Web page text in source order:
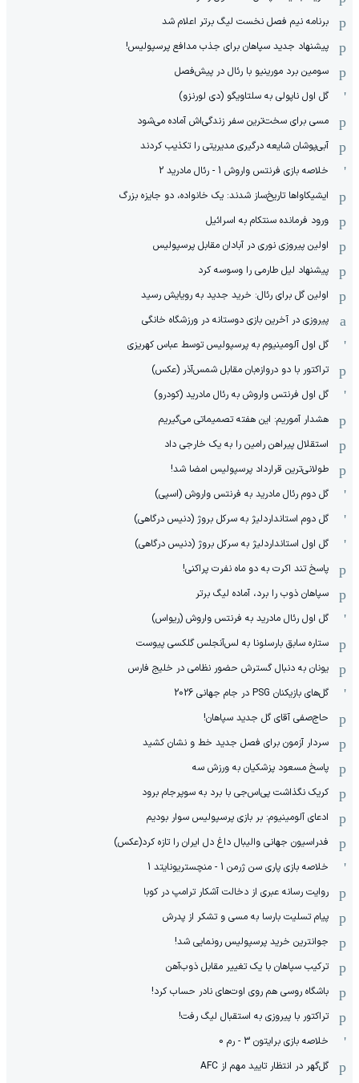
برنامه نیم فصل نخست لیگ برتر اعلام شد
پیشنهاد جدید سپاهان برای جذب مدافع پرسپولیس!
سومین برد مورینیو با رئال در پیش‌فصل
گل اول ناپولی به سلتاویگو (دی لورنزو)
مسی برای سخت‌ترین سفر زندگی‌اش آماده می‌شود
آبی‌پوشان شایعه درگیری مدیریتی را تکذیب کردند
خلاصه بازی فرنتس واروش 1 - رئال مادرید 2
ایشیکاوا‌ها تاریخ‌ساز شدند: یک خانواده، دو جایزه بزرگ
ورود فرمانده سنتکام به اسرائیل
اولین پیروزی نوری در آبادان مقابل پرسپولیس
پیشنهاد لیل طارمی را وسوسه کرد
اولین گل برای رئال: خرید جدید به رویایش رسید
پیروزی در آخرین بازی دوستانه در ورزشگاه خانگی
گل اول آلومینیوم به پرسپولیس توسط عباس کهریزی
تراکتور با دو دروازه‌بان مقابل شمس‌آذر (عکس)
گل اول فرنتس واروش به رئال مادرید (کودرو)
هشدار آموریم: این هفته تصمیماتی می‌گیریم
استقلال پیراهن رامین را به یک خارجی داد
طولانی‌ترین قرارداد پرسپولیس امضا شد!
گل دوم رئال مادرید به فرنتس واروش (اسپی)
گل دوم استانداردلیژ به سرکل بروژ (دنیس درگاهی)
گل اول استانداردلیژ به سرکل بروژ (دنیس درگاهی)
پاسخ تند اکرت به دو ماه نفرت پراکنی!
سپاهان ذوب را برد، آماده لیگ برتر
گل اول رئال مادرید به فرنتس واروش (ریواس)
ستاره سابق بارسلونا به لس‌آنجلس گلکسی پیوست
یونان به دنبال گسترش حضور نظامی در خلیج فارس
گل‌های بازیکنان PSG در جام جهانی 2026
حاج‌صفی آقای گل جدید سپاهان!
سردار آزمون برای فصل جدید خط و نشان کشید
پاسخ مسعود پزشکیان به ورزش سه
کریک نگذاشت پی‌اس‌جی با برد به سوپرجام برود
ادعای آلومینیوم: بر بازی پرسپولیس سوار بودیم
فدراسیون جهانی والیبال داغ دل ایران را تازه کرد(عکس)
خلاصه بازی پاری سن ژرمن 1 - منچستریونایتد 1
روایت رسانه عبری از دخالت آشکار ترامپ در کوبا
پیام تسلیت بارسا به مسی و تشکر از پدرش
جوانترین خرید پرسپولیس رونمایی شد!
ترکیب سپاهان با یک تغییر مقابل ذوب‌آهن
باشگاه روسی هم روی اوت‌های نادر حساب کرد!
تراکتور با پیروزی به استقبال لیگ رفت!
خلاصه بازی برایتون 3 - رم 0
گل‌گهر در انتظار تایید مهم از ‌AFC